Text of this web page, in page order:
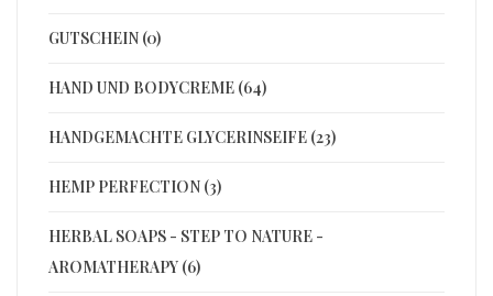
GUTSCHEIN (0)
HAND UND BODYCREME (64)
HANDGEMACHTE GLYCERINSEIFE (23)
HEMP PERFECTION (3)
HERBAL SOAPS - STEP TO NATURE -
AROMATHERAPY (6)